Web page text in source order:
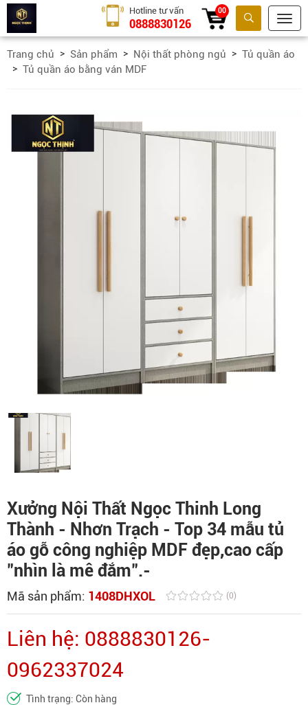
Tìm kiếm
Hotline tư vấn
0888830126
00
Trang chủ Sản phẩm Nội thất phòng ngủ
Tủ quần áo
Tủ quần áo bằng ván MDF
Xưởng Nội Thất Ngọc Thinh Long
Thành - Nhơn Trạch - Top 34 mẫu tủ
áo gỗ công nghiệp MDF đẹp,cao cấp
"nhìn là mê đắm".-
Mã sản phẩm: 1408DHXOL (0)
Liên hệ: 0888830126-
0962337024
Tình trạng: Còn hàng